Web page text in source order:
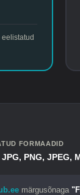
FORMAADID
JPG, PNG, JPEG,
märgusõnaga